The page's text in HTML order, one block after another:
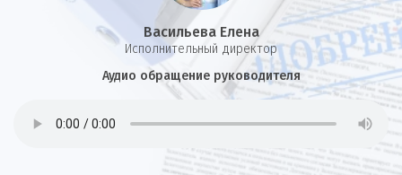
Васильева Елена
И сполнительный директор
Аудио обращение руководителя